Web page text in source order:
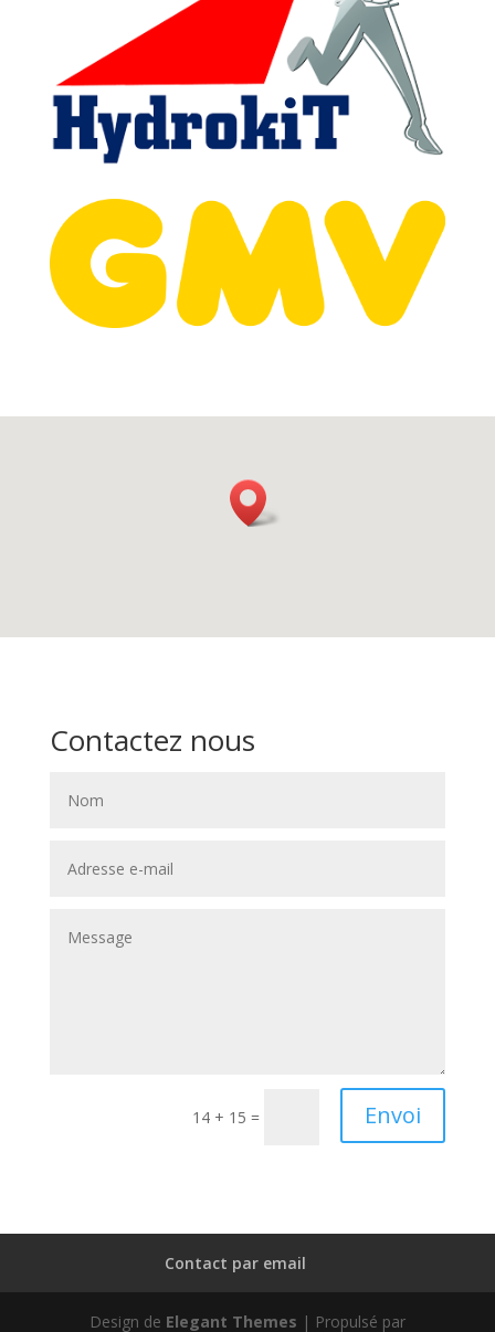
Contactez nous
14 + 15 = Envoi
Contact par email
Design de Elegant Themes | Propulsé par